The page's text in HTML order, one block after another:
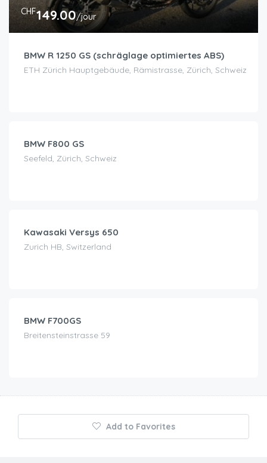
CHF149.00/jour
BMW R 1250 GS (schräglage optimiertes ABS)
ETH Zürich Hauptgebäude, Rämistrasse, Zürich, Schweiz
BMW F800 GS
Seefeld, Zürich, Schweiz
Kawasaki Versys 650
Zurich HB, Switzerland
BMW F700GS
Breitensteinstrasse 59
Add to Favorites